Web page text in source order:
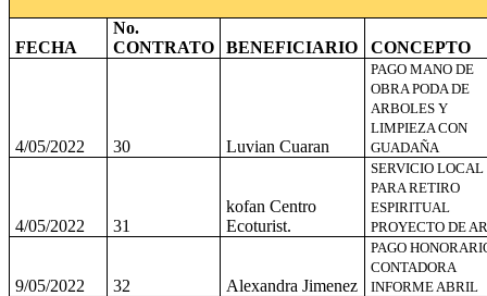
FECHA
No.
CONTRATO
BENEFICIARIO CONCEPTO
4/05/2022 30 Luvian Cuaran
PAGO MANO DE
OBRA PODA DE
ARBOLES Y
LIMPIEZA CON
GUADAÑA
4/05/2022 31
kofan Centro
Ecoturist.
SERVICIO LOCAL
PARA RETIRO
ESPIRITUAL
PROYECTO DE
9/05/2022 32 Alexandra Jimenez
PAGO
CONTADORA
INFORME ABRIL